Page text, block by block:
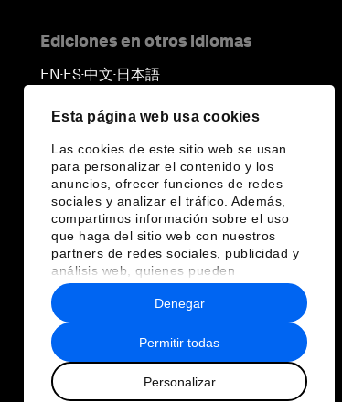
Esta página web usa cookies
Las cookies de este sitio web se usan
para personalizar el contenido y los
anuncios, ofrecer funciones de redes
sociales y analizar el tráfico. Además,
compartimos información sobre el uso
que haga del sitio web con nuestros
partners de redes sociales, publicidad y
análisis web, quienes pueden
combinarla con otra información que les
haya proporcionado o que hayan
recopilado a partir del uso que haya
hecho de sus servicios.
Permitir todas
Personalizar
Denegar
Ediciones en otros idiomas
EN ▪ ES▪中文▪ 日本語